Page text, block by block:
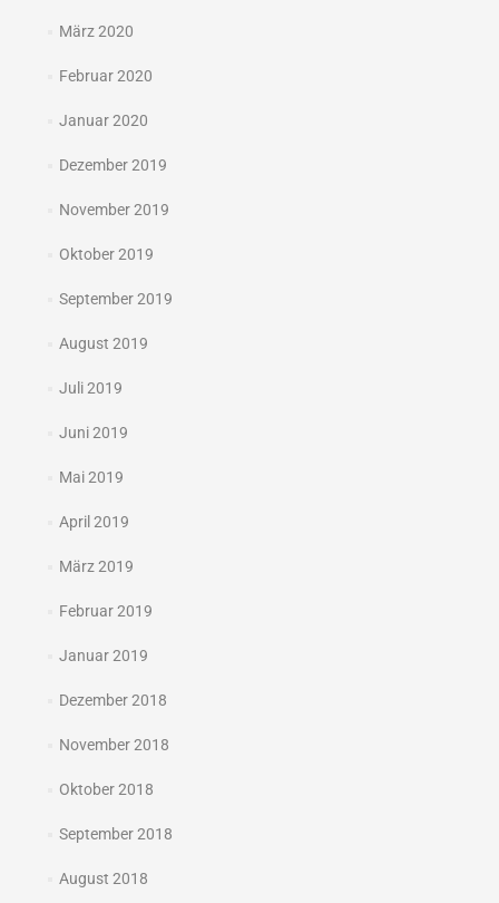
März 2020
Februar 2020
Januar 2020
Dezember 2019
November 2019
Oktober 2019
September 2019
August 2019
Juli 2019
Juni 2019
Mai 2019
April 2019
März 2019
Februar 2019
Januar 2019
Dezember 2018
November 2018
Oktober 2018
September 2018
August 2018